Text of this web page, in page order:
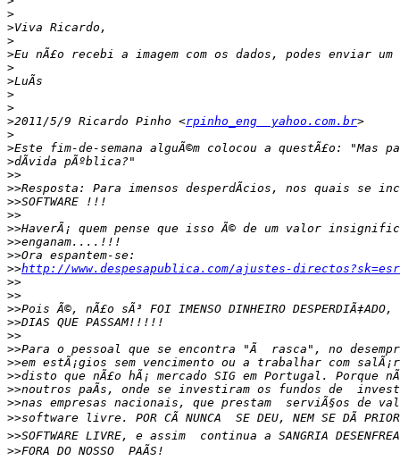
>
>
>
>
>
>
>
>
>2011/5/9 Ricardo Pinho <rpinho_eng  yahoo.com.br
>
>
>
>>
>>
>>
>>
>>
>>
>>
>>http://www.despesapublica.com/ajustes-
>>
>>
>>
>>
>>
>>
>>
>>
>>
>>
>>
>>
>>